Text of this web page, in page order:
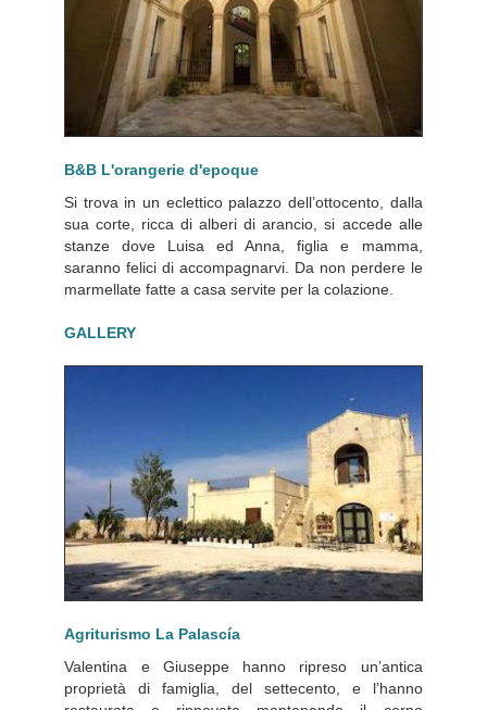
B&B L'orangerie d'epoque
Si trova in un eclettico palazzo dell’ottocento, dalla
sua corte, ricca di alberi di arancio, si accede alle
stanze dove Luisa ed Anna, figlia e mamma,
saranno felici di accompagnarvi. Da non perdere le
marmellate fatte a casa servite per la colazione.
GALLERY
Agriturismo La Palascía
Valentina e Giuseppe hanno ripreso un’antica
proprietà di famiglia, del settecento, e l’hanno